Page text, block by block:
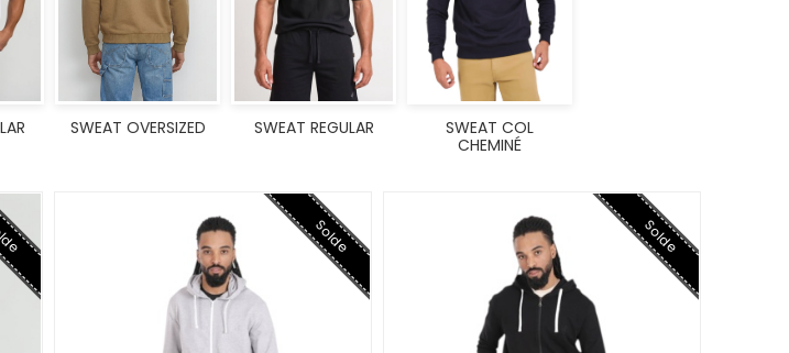
SWEAT OVERSIZED SWEAT REGULAR
SWEAT COL
CHEMINÉ
Solde Solde